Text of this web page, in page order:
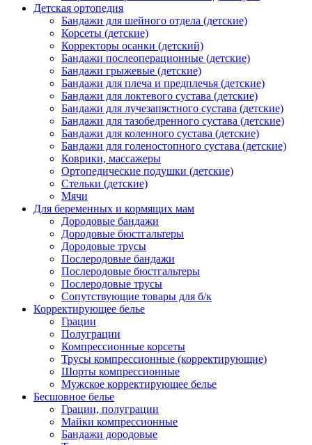
Детская ортопедия
Бандажи для шейного отдела (детские)
Корсеты (детские)
Корректоры осанки (детский)
Бандажи послеоперационные (детские)
Бандажи грыжевые (детские)
Бандажи для плеча и предплечья (детские)
Бандажи для локтевого сустава (детские)
Бандажи для лучезапястного сустава (детские)
Бандажи для тазобедренного сустава (детские)
Бандажи для коленного сустава (детские)
Бандажи для голеностопного сустава (детские)
Коврики, массажеры
Ортопедические подушки (детские)
Стельки (детские)
Мячи
Для беременных и кормящих мам
Дородовые бандажи
Дородовые бюстгальтеры
Дородовые трусы
Послеродовые бандажи
Послеродовые бюстгальтеры
Послеродовые трусы
Сопутствующие товары для б/к
Корректирующее белье
Грации
Полуграции
Компрессионные корсеты
Трусы компрессионные (корректирующие)
Шорты компрессионные
Мужское корректирующее белье
Бесшовное белье
Грации, полуграции
Майки компрессионные
Бандажи дородовые